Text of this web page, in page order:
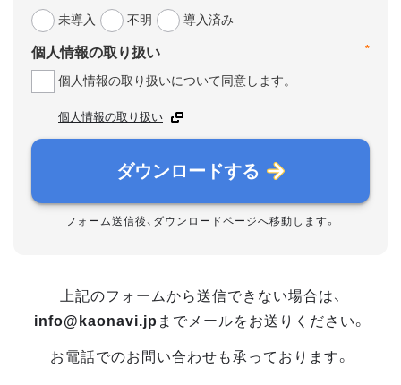
未導入
不明 導入済み
*
個人情報の取り扱い
個人情報の取り扱いについて同意します。
個人情報の取り扱い
ダウンロードする
フォーム送信後、ダウンロードページへ移動します。
上記のフォームから送信できない場合は、
info@kaonavi.jp までメールをお送りください。
お電話でのお問い合わせも承っております。